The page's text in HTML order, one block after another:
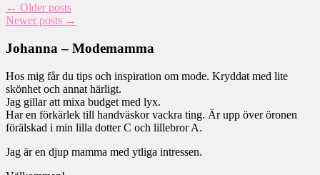
← Older posts
Newer posts →
Johanna – Modemamma
Hos mig får du tips och inspiration om mode. Kryddat med lite
skönhet och annat härligt.
Jag gillar att mixa budget med lyx.
Har en förkärlek till handväskor vackra ting. Är upp över öronen
förälskad i min lilla dotter C och lillebror A.
Jag är en djup mamma med ytliga intressen.